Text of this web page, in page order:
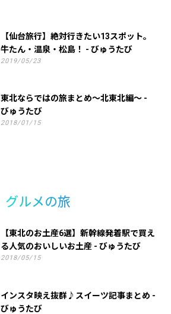
【仙台旅行】絶対行きたい13スポット。
牛たん・温泉・松島！ - びゅうたび
2019/05/23
東北ならではの旅まとめ〜北東北編〜 -
びゅうたび
2018/01/15
グルメの旅
【東北のお土産6選】新幹線発着駅で買え
る人気のおいしいお土産 - びゅうたび
2018/05/15
インスタ映え抜群♪スイーツ記事まとめ -
びゅうたび